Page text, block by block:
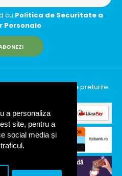
a personaliza
site, pentru a
social media și
cu Politica de Securitate a
Personale
rezervate | Toate preturile